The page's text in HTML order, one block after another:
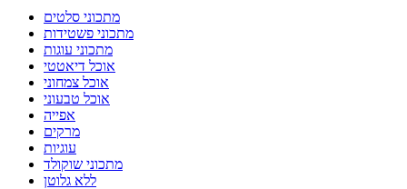
מתכוני סלטים
מתכוני פשטידות
מתכוני עוגות
אוכל דיאטטי
אוכל צמחוני
אוכל טבעוני
אפייה
מרקים
עוגיות
מתכוני שוקולד
ללא גלוטן